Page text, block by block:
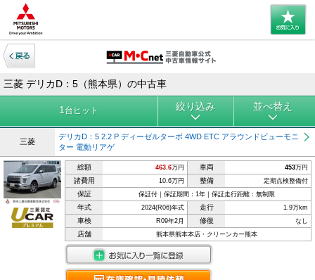
三菱 デリカD：5（熊本県）の中古車
1 台ヒット 絞り込み 並べ替え
三菱
デリカD：5 2.2 P ディーゼルターボ 4WD ETC アラウンドビューモニ
ター 電動リアゲ
総額 463.6万円 車両 453万円
諸費用 10.6万円 整備 定期点検整備付
保証 保証付｜保証期間：1年｜保証走行距離：無制限
年式 2024(R06)年式 走行 1.9万km
車検 R09年2月 修復 なし
店舗 熊本県熊本本店・クリーンカー熊本